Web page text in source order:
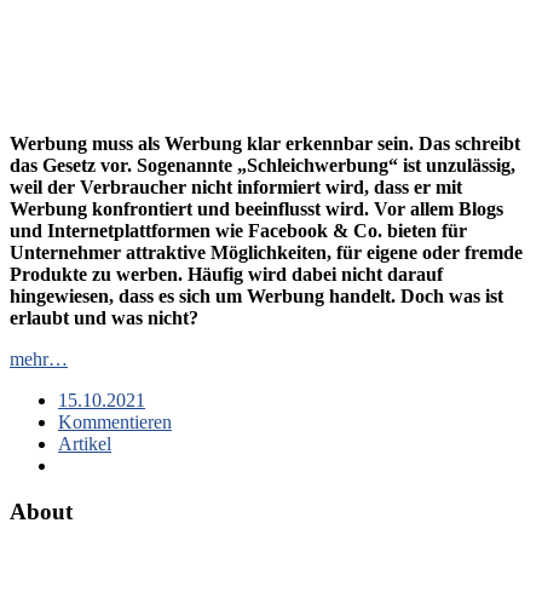
Werbung muss als Werbung klar erkennbar sein. Das schreibt
das Gesetz vor. Sogenannte „Schleichwerbung“ ist unzulässig,
weil der Verbraucher nicht informiert wird, dass er mit
Werbung konfrontiert und beeinflusst wird. Vor allem Blogs
und Internetplattformen wie Facebook & Co. bieten für
Unternehmer attraktive Möglichkeiten, für eigene oder fremde
Produkte zu werben. Häufig wird dabei nicht darauf
hingewiesen, dass es sich um Werbung handelt. Doch was ist
erlaubt und was nicht?
mehr…
15.10.2021
Kommentieren
Artikel
About